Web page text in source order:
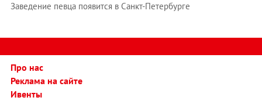
Заведение певца появится в Санкт-Петербурге
Про нас
Реклама на сайте
Ивенты